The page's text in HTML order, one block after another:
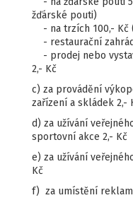
žďárské pouti)
- na trzích 100,- Kč
- restaurační
- prodej nebo
2,- Kč
c) za provádění
zařízení a skládek 2,-
d) za užívání
sportovní akce 2,- Kč
e) za užívání
Kč
f) za umístění